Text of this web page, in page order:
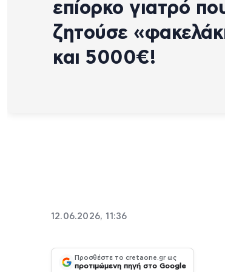
επίορκο γιατρό
ζητούσε
και 5000€!
12.06.2026, 11:36
Προσθέστε το cretaone.gr ως
προτιμώμενη πηγή στο Google